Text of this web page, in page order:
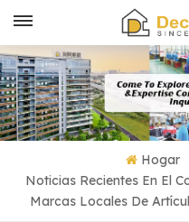
Hogar
Noticias Recientes En El
Marcas Locales De